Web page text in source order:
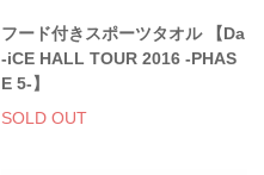
フード付きスポーツタオル 【Da
-iCE HALL TOUR 2016 -PHAS
E 5-】
SOLD OUT